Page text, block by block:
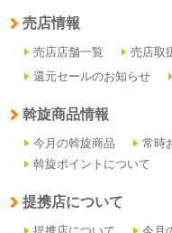
売店情報
売店店舗一覧 売店取
還元セールのお知らせ
斡旋商品情報
今月の斡旋商品
常時
斡旋ポイントについて
提携店について